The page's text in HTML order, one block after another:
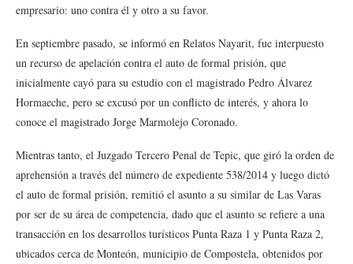
empresario: uno contra él y otro a su favor.
En septiembre pasado, se informó en Relatos Nayarit, fue interpuesto
un recurso de apelación contra el auto de formal prisión, que
inicialmente cayó para su estudio con el magistrado Pedro Álvarez
Hormaeche, pero se excusó por un conflicto de interés, y ahora lo
conoce el magistrado Jorge Marmolejo Coronado.
Mientras tanto, el Juzgado Tercero Penal de Tepic, que giró la orden de
aprehensión a través del número de expediente 538/2014 y luego dictó
el auto de formal prisión, remitió el asunto a su similar de Las Varas
por ser de su área de competencia, dado que el asunto se refiere a una
transacción en los desarrollos turísticos Punta Raza 1 y Punta Raza 2,
ubicados cerca de Monteón, municipio de Compostela, obtenidos por